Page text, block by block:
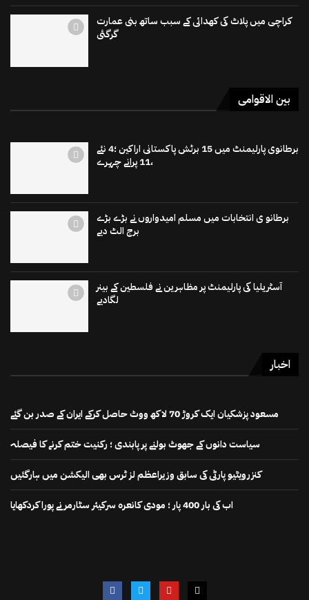
کراچی میں پلاٹ کی کھدائی کے سبب ساتھ بنی عمارت
گرگئی
بین الاقوامی
برطانوی پارلیمنٹ میں 15 برٹش پاکستانی اراکین ؛4 نئے
،11 پرانے چہرے
برطانو ی انتخابات میں مسلم امیدواروں نے بڑے بڑے
برج الٹ دیے
آسٹریلیا کی پارلیمنٹ پر مظاہرین نے فلسطین کے بینر
لگادیے
اخبار
مسعود پزشکیان ایک کروڑ 70 لاکھ ووٹ حاصل کرکے ایران کے صدر بن گئے
سیاست دانوں کے جھوٹ بولنے پر پابندی ؛ رکنیت ختم کرنے کا فیصلہ
کنزرویٹیو پارٹی کی سابق وزیراعظم لز ٹرس بھی الیکشن میں ہارگئیں
اب کی بار 400 پار ؛ مودی کانعرہ سرکیئر سٹارمر نے پورا کردکھایا